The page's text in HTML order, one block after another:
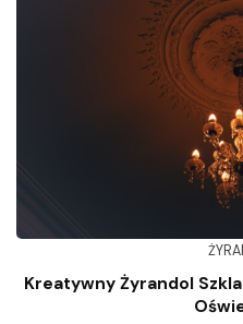
Kreatywny Żyrandol